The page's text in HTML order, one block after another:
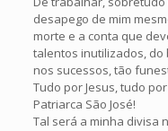
desapego de mim
morte e a conta que
talentos inutilizados, do
nos sucessos, tão
Tudo por Jesus, tudo
Patriarca São José!
Tal será a minha divisa